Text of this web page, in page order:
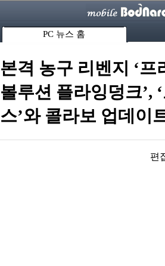
PC 뉴스 홈
본격 농구 리벤지 ‘프
볼루션 플라잉덩크’,
스’와 콜라보 업데이
편